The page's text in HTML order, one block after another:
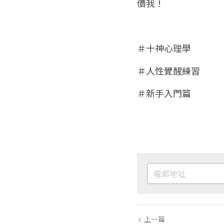
價我！
＃十神心理學
＃人性覺醒練習
＃新手入門篇
上一篇